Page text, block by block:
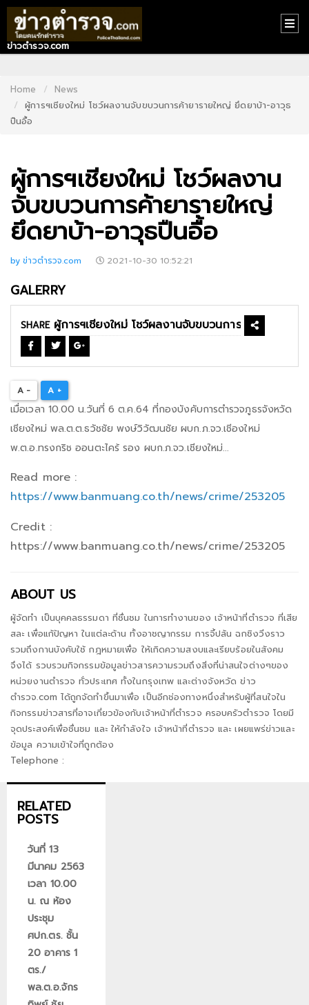
HOME
CONTACT
US
RECOMMEND
NEWS
LOGIN
ข่าวตำรวจ.com
Home
News
ผู้การฯเชียงใหม่ โชว์ผลงานจับขบวนการค้ายารายใหญ่ ยึดยาบ้า-อาวุธ
ปืนอื้อ
ผู้การฯเชียงใหม่ โชว์ผลงาน
จับขบวนการค้ายารายใหญ่
ยึดยาบ้า-อาวุธปืนอื้อ
by ข่าวตำรวจ.com 2021-10-30 10:52:21
GALERRY
SHARE
A - A +
เมื่อเวลา 10.00 น.วันที่ 6 ต.ค.64 ที่กองบังคับการตำรวจภูธรจังหวัด
เชียงใหม่ พล.ต.ต.ธวัชชัย พงษ์วิวัฒนชัย ผบก.ภ.จว.เชีองใหม่
พ.ต.อ.ทรงกริช ออนตะไคร้ รอง ผบก.ภ.จว.เชียงใหม่...
Read more :
https://www.banmuang.co.th/news/crime/253205
Credit :
https://www.banmuang.co.th/news/crime/253205
ABOUT US
ผู้จัดทำ เป็นบุคคลธรรมดา ที่ชื่นชม ในการทำงานของ เจ้าหน้าที่ตำรวจ ที่เสีย
สละ เพื่อแก้ปัญหา ในแต่ละด้าน ทั้งอาชญากรรม การจี้ปล้น ฉกชิงวิ่งราว
รวมถึงกานบังคับใช้ กฎหมายเพื่อ ให้เกิดความสงบและเรียบร้อยในสังคม
จึงได้ รวบรวมกิจกรรมข้อมูลข่าวสารความรวมถึงสิ่งที่น่าสนใจต่างๆของ
หน่วยงานตำรวจ ทั่วประเทศ ทั้งในกรุงเทพ และต่างจังหวัด ข่าว
ตำรวจ.com ได้ถูกจัดทำขึ้นมาเพื่อ เป็นอีกช่องทางหนึ่งสำหรับผู้ที่สนใจใน
กิจกรรมข่าวสารที่อาจเกี่ยวข้องกับเจ้าหน้าที่ตำรวจ ครอบครัวตำรวจ โดยมี
จุดประสงค์เพื่อชื่นชม และ ให้กำลังใจ เจ้าหน้าที่ตำรวจ และ เผยแพร่ข่าวและ
ข้อมูล ความเข้าใจที่ถูกต้อง
Telephone :
RELATED
POSTS
วันที่ 13
มีนาคม 2563
เวลา 10.00
น. ณ ห้อง
ประชุม
ศปก.ตร. ชั้น
20 อาคาร 1
ตร./
พล.ต.อ.จักร